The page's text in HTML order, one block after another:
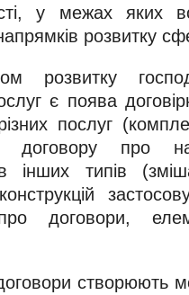
у межах яких
розвитку
розвитку
є поява
послуг
договору про
інших типів
договори,
створюють